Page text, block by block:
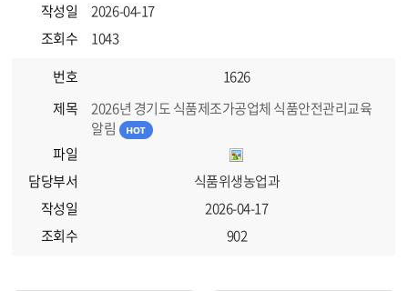
작성일
2026-04-17
조회수
1043
번호
1626
제목
2026년 경기도 식품제조가공업체 식품안전관리교육
알림
파일
담당부서
식품위생농업과
작성일
2026-04-17
조회수
902